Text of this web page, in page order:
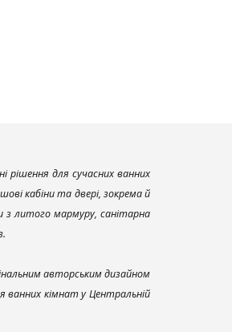
рішення для сучасних ванних
кабіни та двері, зокрема й
з литого мармуру, санітарна
авторським дизайном
ванних кімнат у Центральній